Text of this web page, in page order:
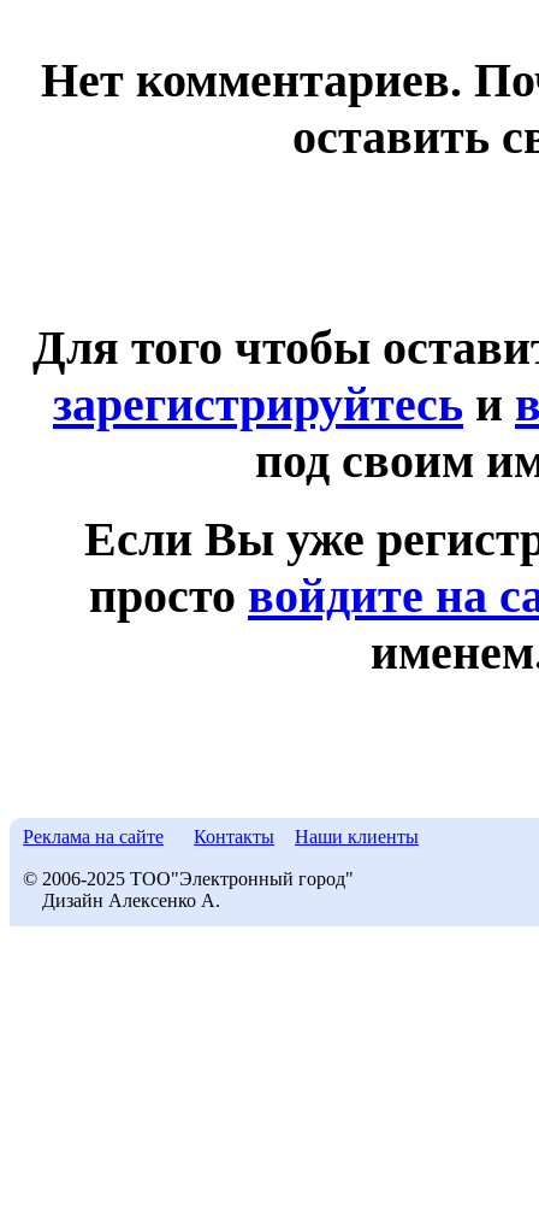
Нет комментариев.
оставить
Для того чтобы
зарегистрируйтесь и
под своим
Если Вы уже
просто войдите на
Реклама на сайте Контакты Наши клиенты
© 2006-2025 ТОО"Электронный город"
Дизайн Алексенко А.